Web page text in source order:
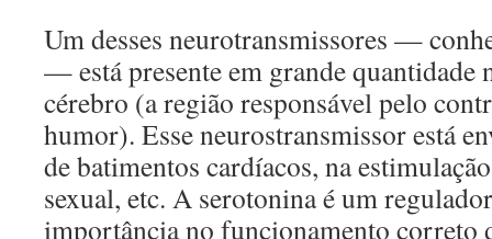
Um desses neurotransmissores —
— está presente em grande quantidade
cérebro (a região responsável pelo
humor). Esse neurostransmissor está
de batimentos cardíacos, na
sexual, etc. A serotonina é um
importância no funcionamento correto